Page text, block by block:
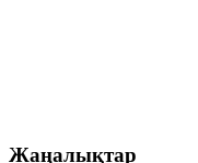
Жаңалықтар